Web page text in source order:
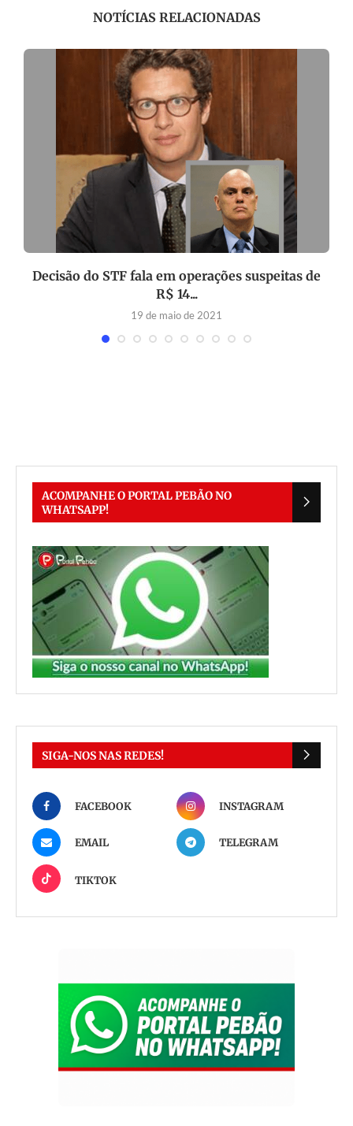
NOTÍCIAS RELACIONADAS
Decisão do STF fala em operações suspeitas de
R$ 14...
19 de maio de 2021
ACOMPANHE O PORTAL PEBÃO NO
WHATSAPP!
SIGA-NOS NAS REDES!
FACEBOOK INSTAGRAM
EMAIL TELEGRAM
TIKTOK